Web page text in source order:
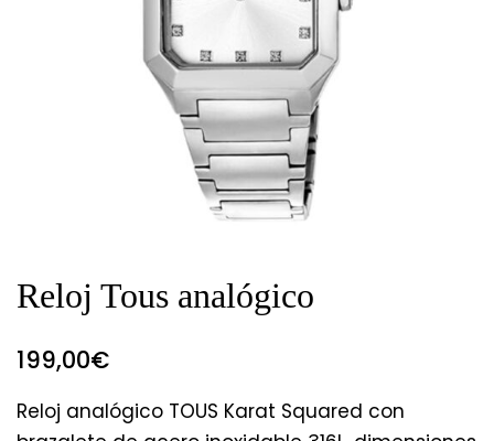
Reloj Tous analógico
199,00€
Reloj analógico TOUS Karat Squared con